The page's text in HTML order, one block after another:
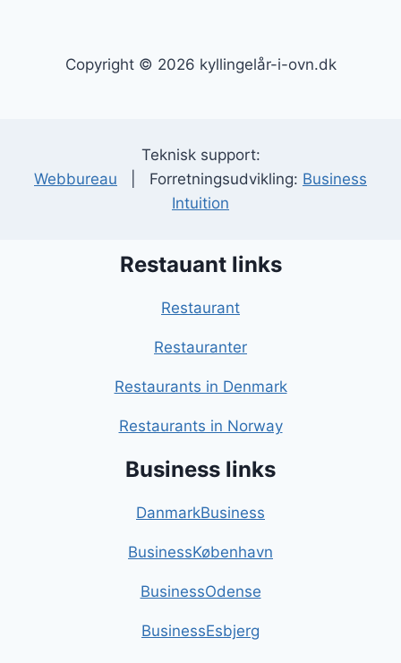
Copyright © 2026 kyllingelår-i-ovn.dk
Teknisk support:
Webbureau | Forretningsudvikling: Business
Intuition
Restauant links
Restaurant
Restauranter
Restaurants in Denmark
Restaurants in Norway
Business links
DanmarkBusiness
BusinessKøbenhavn
BusinessOdense
BusinessEsbjerg